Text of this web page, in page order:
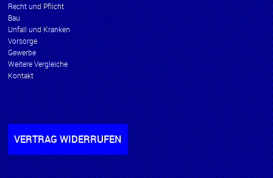
Recht und Pflicht
Bau
Unfall und Kranken
Vorsorge
Gewerbe
Weitere Vergleiche
Kontakt
VERTRAG WIDERRUFEN